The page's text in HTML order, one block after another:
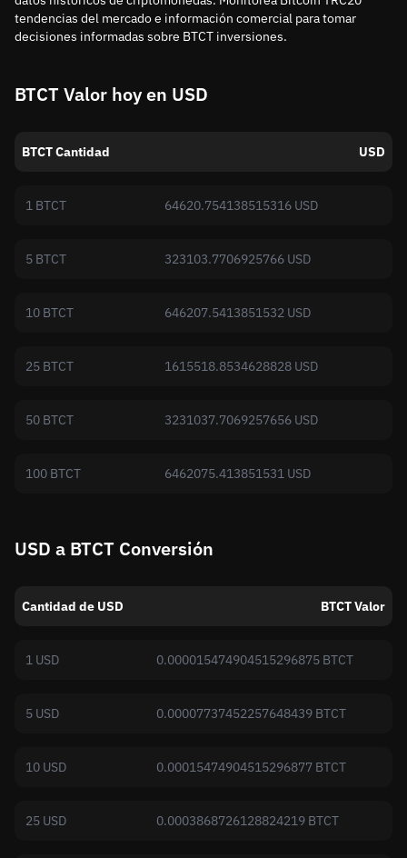
tendencias del mercado e información comercial para tomar
decisiones informadas sobre BTCT inversiones.
BTCT Valor hoy en USD
BTCT Cantidad USD
1 BTCT 64620.754138515316 USD
5 BTCT 323103.7706925766 USD
10 BTCT 646207.5413851532 USD
25 BTCT 1615518.8534628828 USD
50 BTCT 3231037.7069257656 USD
100 BTCT 6462075.413851531 USD
USD a BTCT Conversión
Cantidad de USD BTCT Valor
1 USD 0.000015474904515296875 BTCT
5 USD 0.00007737452257648439 BTCT
10 USD 0.00015474904515296877 BTCT
25 USD 0.0003868726128824219 BTCT